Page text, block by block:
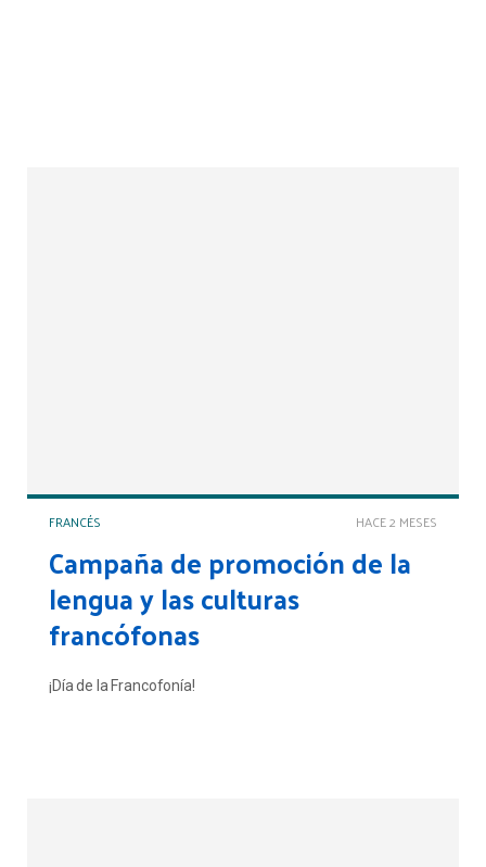
HACE 2 MESES
FRANCÉS
Campaña de promoción de la
lengua y las culturas
francófonas
¡Día de la Francofonía!